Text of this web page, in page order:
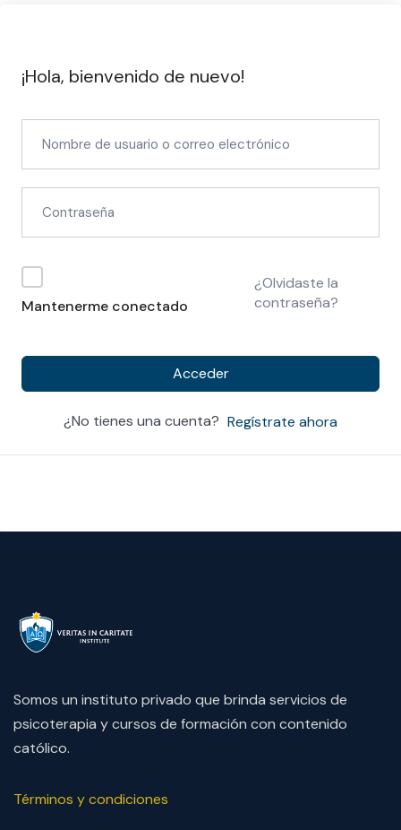
¡Hola, bienvenido de nuevo!
Mantenerme conectado
¿Olvidaste la
contraseña?
Acceder
¿No tienes una cuenta? Regístrate ahora
Somos un instituto privado que brinda servicios de
psicoterapia y cursos de formación con contenido
católico.
Términos y condiciones